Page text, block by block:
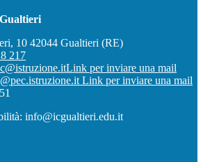
10 42044 Gualtieri (RE)
217
Link per inviare una mail
Link per inviare una mail
info@icgualtieri.edu.it